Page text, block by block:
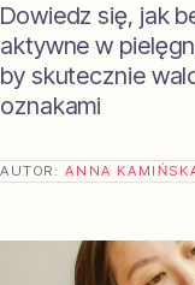
Dowiedz się, jak
aktywne w
by skutecznie
oznakami
AUTOR:ANNA